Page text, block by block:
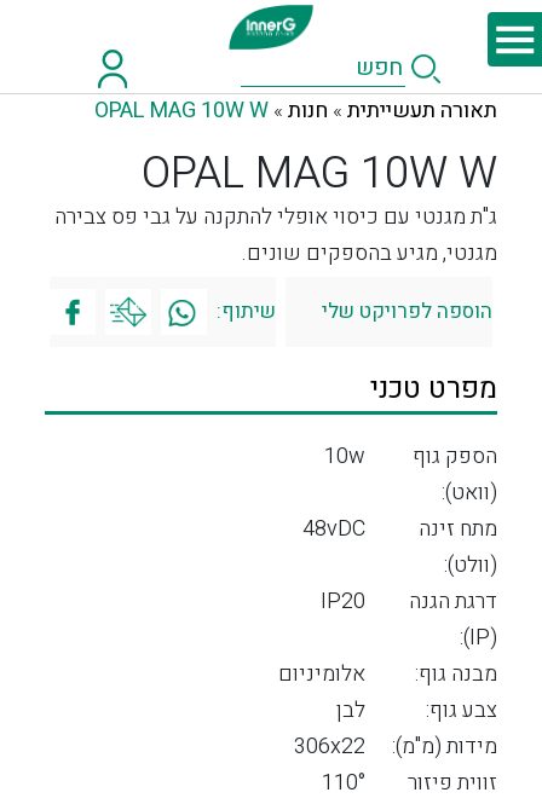
תאורה תעשייתית » חנות »
OPAL MAG 10W W
OPAL MAG 10W W
ג"ת מגנטי עם כיסוי אופלי להתקנה על גבי פס צבירה
מגנטי, מגיע בהספקים שונים.
הוספה לפרויקט שלי שיתוף:
מפרט טכני
הספק גוף
(וואט):
10w
מתח זינה
(וולט):
48vDC
דרגת הגנה
(IP):
IP20
מבנה גוף:
אלומיניום
צבע גוף:
לבן
מידות (מ"מ):
306x22
זווית פיזור
110°